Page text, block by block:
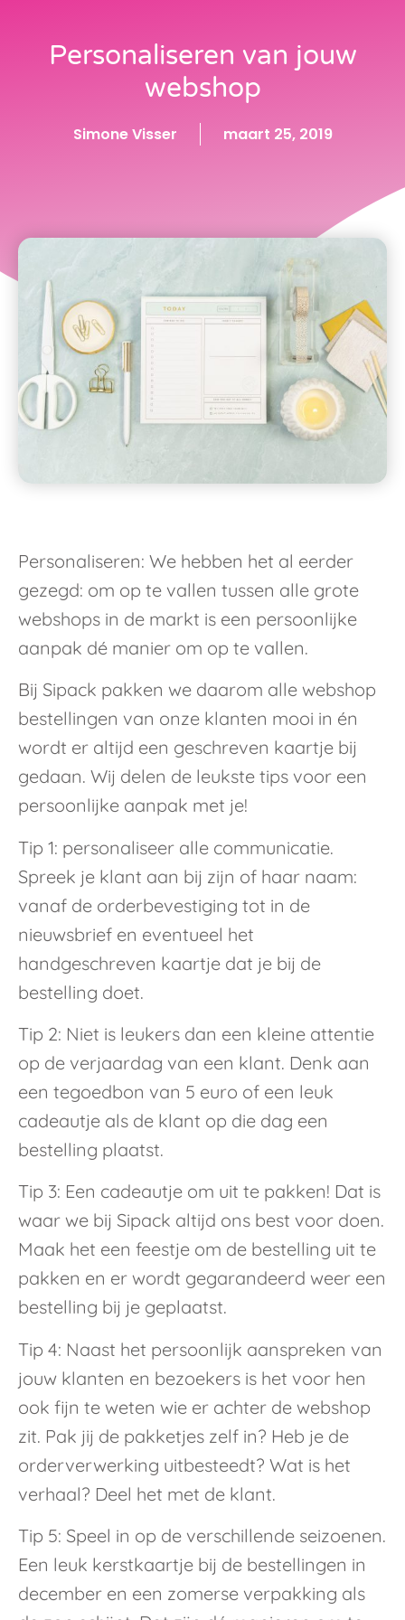
Personaliseren van jouw
webshop
Simone Visser maart 25, 2019
Personaliseren: We hebben het al eerder
gezegd: om op te vallen tussen alle grote
webshops in de markt is een persoonlijke
aanpak dé manier om op te vallen.
Bij Sipack pakken we daarom alle webshop
bestellingen van onze klanten mooi in én
wordt er altijd een geschreven kaartje bij
gedaan. Wij delen de leukste tips voor een
persoonlijke aanpak met je!
Tip 1: personaliseer alle communicatie.
Spreek je klant aan bij zijn of haar naam:
vanaf de orderbevestiging tot in de
nieuwsbrief en eventueel het
handgeschreven kaartje dat je bij de
bestelling doet.
Tip 2: Niet is leukers dan een kleine attentie
op de verjaardag van een klant. Denk aan
een tegoedbon van 5 euro of een leuk
cadeautje als de klant op die dag een
bestelling plaatst.
Tip 3: Een cadeautje om uit te pakken! Dat is
waar we bij Sipack altijd ons best voor doen.
Maak het een feestje om de bestelling uit te
pakken en er wordt gegarandeerd weer een
bestelling bij je geplaatst.
Tip 4: Naast het persoonlijk aanspreken van
jouw klanten en bezoekers is het voor hen
ook fijn te weten wie er achter de webshop
zit. Pak jij de pakketjes zelf in? Heb je de
orderverwerking uitbesteedt? Wat is het
verhaal? Deel het met de klant.
Tip 5: Speel in op de verschillende seizoenen.
Een leuk kerstkaartje bij de bestellingen in
december en een zomerse verpakking als